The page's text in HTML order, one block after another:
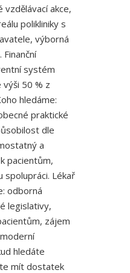
akce,
polikliniky s
výborná
systém
50 % z
hledáme:
praktické
dle
a
pacientům,
spolupráci. Lékař
odborná
legislativy,
zájem
hledáte
mít dostatek